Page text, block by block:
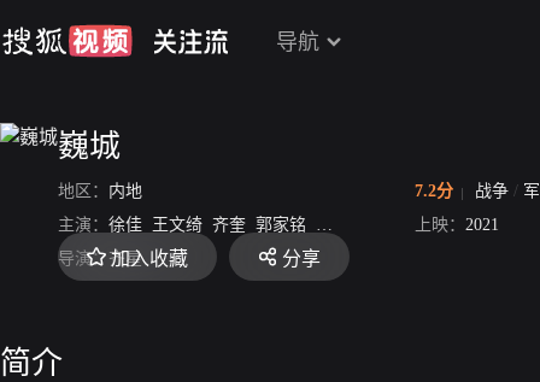
导航
巍城
地区： 内地 7.2分 战争 /
主演： 徐佳 王文绮 齐奎 郭家铭 张璐瑶 张国强上映： 2021
导演： 齐星
加入收藏 分享
简介